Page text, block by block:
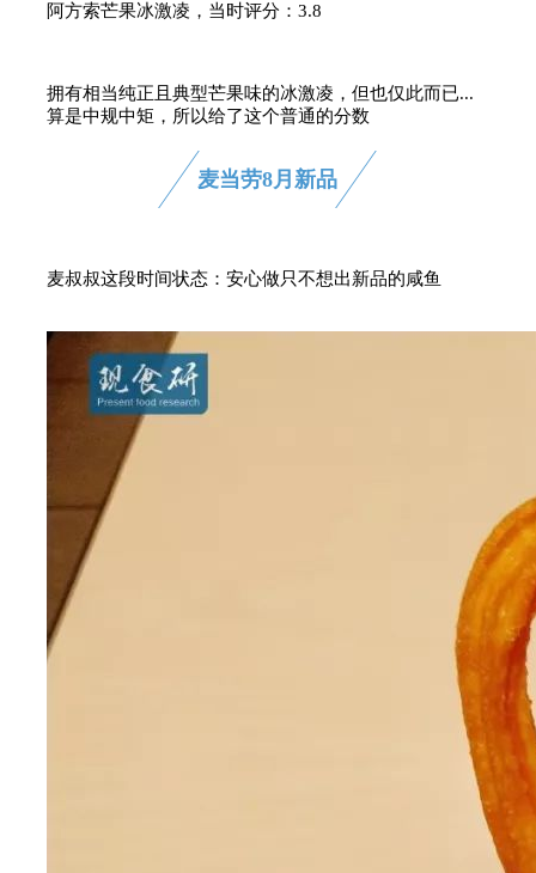
阿方索芒果冰激凌，当时评分：3.8
拥有相当纯正且典型芒果味的冰激凌，但也仅此而已...
算是中规中矩，所以给了这个普通的分数
麦当劳8月新品
麦叔叔这段时间状态：安心做只不想出新品的咸鱼